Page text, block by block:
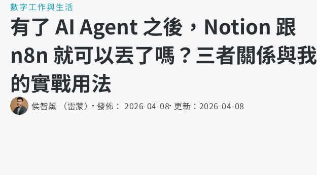
數字工作與生活
有了 AI Agent 之後，Notion 跟
n8n 就可以丟了嗎？三者關係與我
的實戰用法
侯智薰 （雷蒙） 發佈： 2026-04-08 更新： 2026-04-08